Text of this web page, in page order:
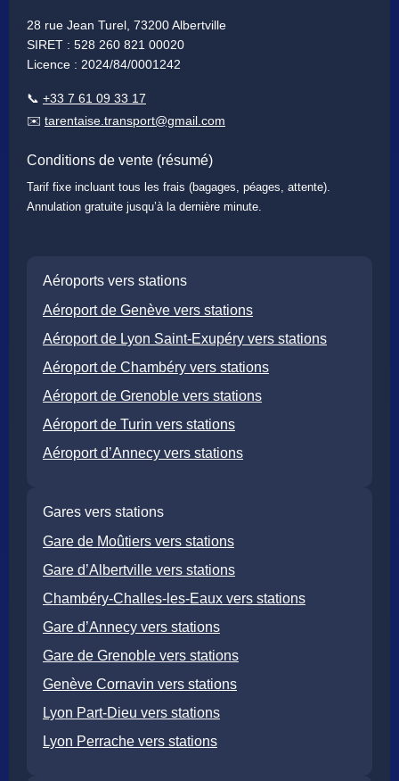
28 rue Jean Turel, 73200 Albertville
SIRET : 528 260 821 00020
Licence : 2024/84/0001242
📞 +33 7 61 09 33 17
✉️ tarentaise.transport@gmail.com
Conditions de vente (résumé)
Tarif fixe incluant tous les frais (bagages, péages, attente).
Annulation gratuite jusqu’à la dernière minute.
Aéroports vers stations
Aéroport de Genève vers stations
Aéroport de Lyon Saint-Exupéry vers stations
Aéroport de Chambéry vers stations
Aéroport de Grenoble vers stations
Aéroport de Turin vers stations
Aéroport d’Annecy vers stations
Gares vers stations
Gare de Moûtiers vers stations
Gare d’Albertville vers stations
Chambéry-Challes-les-Eaux vers stations
Gare d’Annecy vers stations
Gare de Grenoble vers stations
Genève Cornavin vers stations
Lyon Part-Dieu vers stations
Lyon Perrache vers stations